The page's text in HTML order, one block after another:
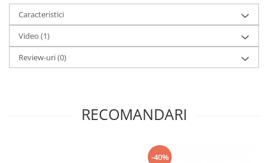
Caracteristici
Video (1)
Review-uri(0)
RECOMANDARI
-40%